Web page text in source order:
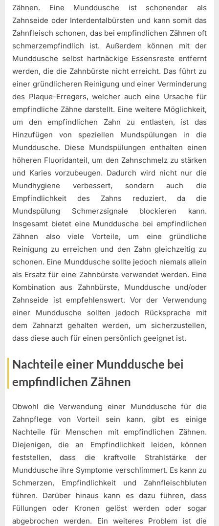
Zähnen. Eine Munddusche ist schonender als
Zahnseide oder Interdentalbürsten und kann somit das
Zahnfleisch schonen, das bei empfindlichen Zähnen oft
schmerzempfindlich ist. Außerdem können mit der
Munddusche selbst hartnäckige Essensreste entfernt
werden, die die Zahnbürste nicht erreicht. Das führt zu
einer gründlicheren Reinigung und einer Verminderung
des Plaque-Erregers, welcher auch eine Ursache für
empfindliche Zähne darstellt. Eine weitere Möglichkeit,
um den empfindlichen Zahn zu entlasten, ist das
Hinzufügen von speziellen Mundspülungen in die
Munddusche. Diese Mundspülungen enthalten einen
höheren Fluoridanteil, um den Zahnschmelz zu stärken
und Karies vorzubeugen. Dadurch wird nicht nur die
Mundhygiene verbessert, sondern auch die
Empfindlichkeit des Zahns reduziert, da die
Mundspülung Schmerzsignale blockieren kann.
Insgesamt bietet eine Munddusche bei empfindlichen
Zähnen also viele Vorteile, um eine gründliche
Reinigung zu erreichen und den Zahn gleichzeitig zu
schonen. Eine Munddusche sollte jedoch niemals allein
als Ersatz für eine Zahnbürste verwendet werden. Eine
Kombination aus Zahnbürste, Munddusche und/oder
Zahnseide ist empfehlenswert. Vor der Verwendung
einer Munddusche sollten jedoch Rücksprache mit
dem Zahnarzt gehalten werden, um sicherzustellen,
dass diese auch für einen persönlich geeignet ist.
Nachteile einer Munddusche bei
empfindlichen Zähnen
Obwohl die Verwendung einer Munddusche für die
Zahnpflege von Vorteil sein kann, gibt es einige
Nachteile für Menschen mit empfindlichen Zähnen.
Diejenigen, die an Empfindlichkeit leiden, können
feststellen, dass die kraftvolle Strahlstärke der
Munddusche ihre Symptome verschlimmert. Es kann zu
Schmerzen, Empfindlichkeit und Zahnfleischbluten
führen. Darüber hinaus kann es dazu führen, dass
Füllungen oder Kronen gelöst werden oder sogar
abgebrochen werden. Ein weiteres Problem ist die